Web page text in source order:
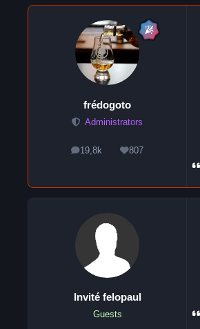
frédogoto
Administrators
19,8k
messages807
Réputation
Invité felopaul
Guests